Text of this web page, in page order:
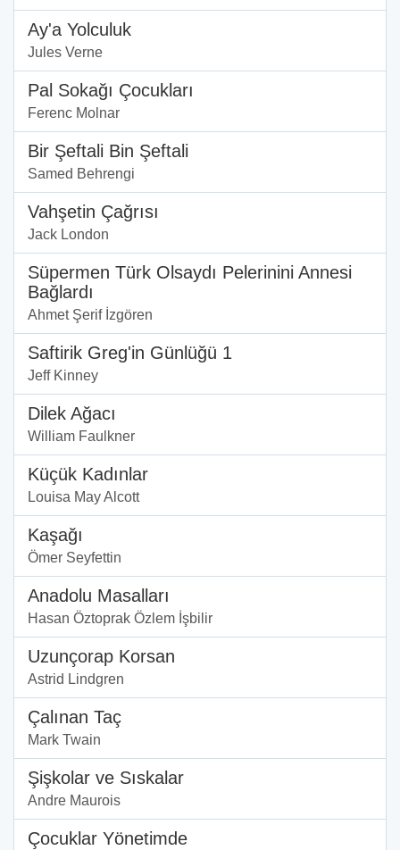
Ay'a Yolculuk
Jules Verne
Pal Sokağı Çocukları
Ferenc Molnar
Bir Şeftali Bin Şeftali
Samed Behrengi
Vahşetin Çağrısı
Jack London
Süpermen Türk Olsaydı Pelerinini Annesi
Bağlardı
Ahmet Şerif İzgören
Saftirik Greg'in Günlüğü 1
Jeff Kinney
Dilek Ağacı
William Faulkner
Küçük Kadınlar
Louisa May Alcott
Kaşağı
Ömer Seyfettin
Anadolu Masalları
Hasan Öztoprak Özlem İşbilir
Uzunçorap Korsan
Astrid Lindgren
Çalınan Taç
Mark Twain
Şişkolar ve Sıskalar
Andre Maurois
Çocuklar Yönetimde